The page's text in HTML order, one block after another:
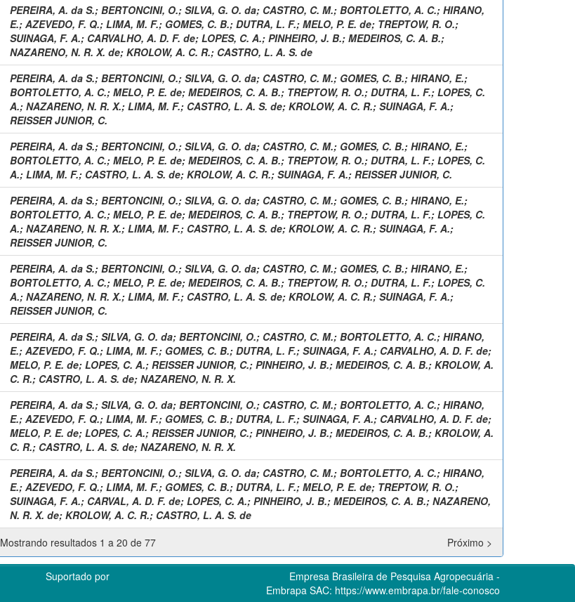
PEREIRA, A. da S.; BERTONCINI, O.; SILVA, G. O. da; CASTRO, C. M.; BORTOLETTO, A. C.; HIRANO,
E.; AZEVEDO, F. Q.; LIMA, M. F.; GOMES, C. B.; DUTRA, L. F.; MELO, P. E. de; TREPTOW, R. O.;
SUINAGA, F. A.; CARVALHO, A. D. F. de; LOPES, C. A.; PINHEIRO, J. B.; MEDEIROS, C. A. B.;
NAZARENO, N. R. X. de; KROLOW, A. C. R.; CASTRO, L. A. S. de
PEREIRA, A. da S.; BERTONCINI, O.; SILVA, G. O. da; CASTRO, C. M.; GOMES, C. B.; HIRANO, E.;
BORTOLETTO, A. C.; MELO, P. E. de; MEDEIROS, C. A. B.; TREPTOW, R. O.; DUTRA, L. F.; LOPES, C.
A.; NAZARENO, N. R. X.; LIMA, M. F.; CASTRO, L. A. S. de; KROLOW, A. C. R.; SUINAGA, F. A.;
REISSER JUNIOR, C.
PEREIRA, A. da S.; BERTONCINI, O.; SILVA, G. O. da; CASTRO, C. M.; GOMES, C. B.; HIRANO, E.;
BORTOLETTO, A. C.; MELO, P. E. de; MEDEIROS, C. A. B.; TREPTOW, R. O.; DUTRA, L. F.; LOPES, C.
A.; LIMA, M. F.; CASTRO, L. A. S. de; KROLOW, A. C. R.; SUINAGA, F. A.; REISSER JUNIOR, C.
PEREIRA, A. da S.; BERTONCINI, O.; SILVA, G. O. da; CASTRO, C. M.; GOMES, C. B.; HIRANO, E.;
BORTOLETTO, A. C.; MELO, P. E. de; MEDEIROS, C. A. B.; TREPTOW, R. O.; DUTRA, L. F.; LOPES, C.
A.; NAZARENO, N. R. X.; LIMA, M. F.; CASTRO, L. A. S. de; KROLOW, A. C. R.; SUINAGA, F. A.;
REISSER JUNIOR, C.
PEREIRA, A. da S.; BERTONCINI, O.; SILVA, G. O. da; CASTRO, C. M.; GOMES, C. B.; HIRANO, E.;
BORTOLETTO, A. C.; MELO, P. E. de; MEDEIROS, C. A. B.; TREPTOW, R. O.; DUTRA, L. F.; LOPES, C.
A.; NAZARENO, N. R. X.; LIMA, M. F.; CASTRO, L. A. S. de; KROLOW, A. C. R.; SUINAGA, F. A.;
REISSER JUNIOR, C.
PEREIRA, A. da S.; SILVA, G. O. da; BERTONCINI, O.; CASTRO, C. M.; BORTOLETTO, A. C.; HIRANO,
E.; AZEVEDO, F. Q.; LIMA, M. F.; GOMES, C. B.; DUTRA, L. F.; SUINAGA, F. A.; CARVALHO, A. D. F. de;
MELO, P. E. de; LOPES, C. A.; REISSER JUNIOR, C.; PINHEIRO, J. B.; MEDEIROS, C. A. B.; KROLOW, A.
C. R.; CASTRO, L. A. S. de; NAZARENO, N. R. X.
PEREIRA, A. da S.; SILVA, G. O. da; BERTONCINI, O.; CASTRO, C. M.; BORTOLETTO, A. C.; HIRANO,
E.; AZEVEDO, F. Q.; LIMA, M. F.; GOMES, C. B.; DUTRA, L. F.; SUINAGA, F. A.; CARVALHO, A. D. F. de;
MELO, P. E. de; LOPES, C. A.; REISSER JUNIOR, C.; PINHEIRO, J. B.; MEDEIROS, C. A. B.; KROLOW, A.
C. R.; CASTRO, L. A. S. de; NAZARENO, N. R. X.
PEREIRA, A. da S.; BERTONCINI, O.; SILVA, G. O. da; CASTRO, C. M.; BORTOLETTO, A. C.; HIRANO,
E.; AZEVEDO, F. Q.; LIMA, M. F.; GOMES, C. B.; DUTRA, L. F.; MELO, P. E. de; TREPTOW, R. O.;
SUINAGA, F. A.; CARVAL, A. D. F. de; LOPES, C. A.; PINHEIRO, J. B.; MEDEIROS, C. A. B.; NAZARENO,
N. R. X. de; KROLOW, A. C. R.; CASTRO, L. A. S. de
Mostrando resultados 1 a 20 de 77
Próximo >
Suportado por
Empresa Brasileira de Pesquisa Agropecuária -
Embrapa SAC: https://www.embrapa.br/fale-conosco